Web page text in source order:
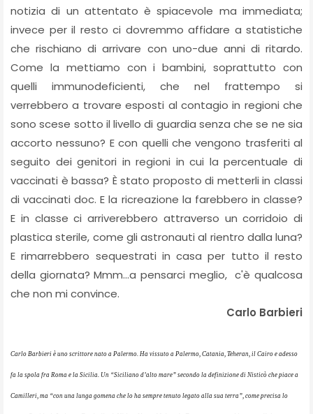
notizia di un attentato è spiacevole ma immediata;
invece per il resto ci dovremmo affidare a statistiche
che rischiano di arrivare con uno-due anni di ritardo.
Come la mettiamo con i bambini, soprattutto con
quelli immunodeficienti, che nel frattempo si
verrebbero a trovare esposti al contagio in regioni che
sono scese sotto il livello di guardia senza che se ne sia
accorto nessuno? E con quelli che vengono trasferiti al
seguito dei genitori in regioni in cui la percentuale di
vaccinati è bassa? È stato proposto di metterli in classi
di vaccinati doc. E la ricreazione la farebbero in classe?
E in classe ci arriverebbero attraverso un corridoio di
plastica sterile, come gli astronauti al rientro dalla luna?
E rimarrebbero sequestrati in casa per tutto il resto
della giornata? Mmm...a pensarci meglio, c'è qualcosa
che non mi convince.
Carlo Barbieri
Carlo Barbieri è uno scrittore nato a Palermo. Ha vissuto a Palermo, Catania, Teheran, il Cairo e adesso
fa la spola fra Roma e la Sicilia. Un “Siciliano d’alto mare” secondo la definizione di Nisticò che piace a
Camilleri, ma “con una lunga gomena che lo ha sempre tenuto legato alla sua terra”, come precisa lo